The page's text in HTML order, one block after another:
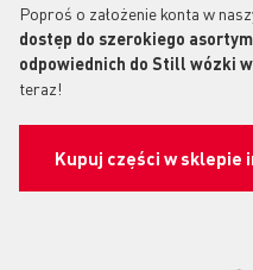
Poproś o założenie konta w
dostęp do szerokiego
odpowiednich do Still wózki
teraz!
Kupuj części w sklepie